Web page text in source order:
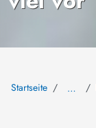
Startseite …